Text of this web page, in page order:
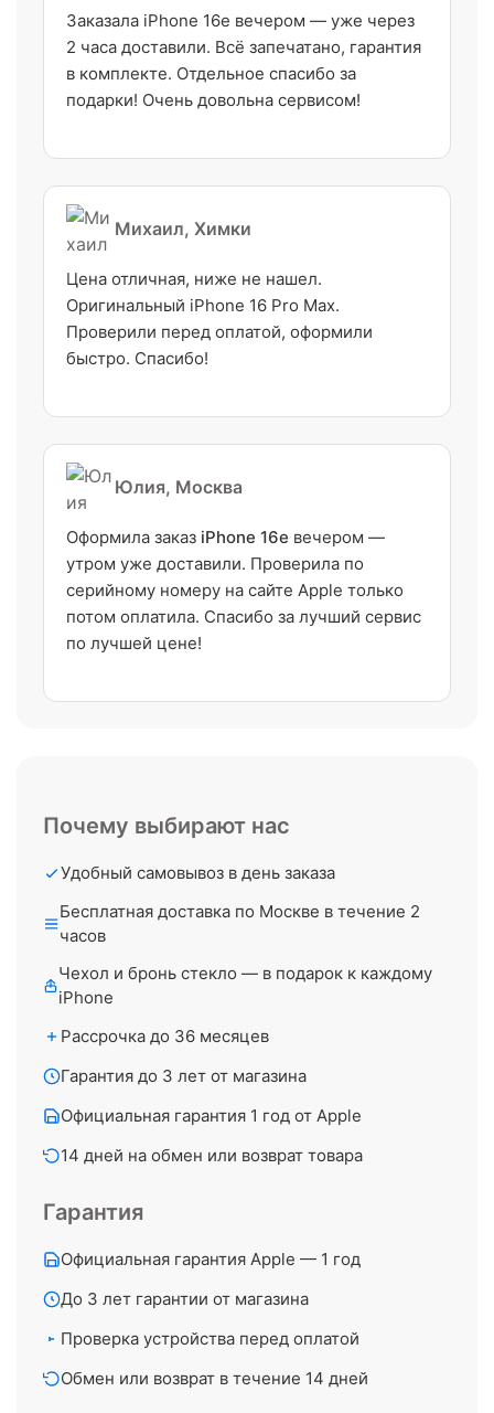
Заказала iPhone 16e вечером — уже через
2 часа доставили. Всё запечатано, гарантия
в комплекте. Отдельное спасибо за
подарки! Очень довольна сервисом!
Михаил, Химки
Цена отличная, ниже не нашел.
Оригинальный iPhone 16 Pro Max.
Проверили перед оплатой, оформили
быстро. Спасибо!
Юлия, Москва
Оформила заказ iPhone 16e вечером —
утром уже доставили. Проверила по
серийному номеру на сайте Apple только
потом оплатила. Спасибо за лучший сервис
по лучшей цене!
Почему выбирают нас
Удобный самовывоз в день заказа
Бесплатная доставка по Москве в течение 2
часов
Чехол и бронь стекло — в подарок к каждому
iPhone
Рассрочка до 36 месяцев
Гарантия до 3 лет от магазина
Официальная гарантия 1 год от Apple
14 дней на обмен или возврат товара
Гарантия
Официальная гарантия Apple — 1 год
До 3 лет гарантии от магазина
Проверка устройства перед оплатой
Обмен или возврат в течение 14 дней